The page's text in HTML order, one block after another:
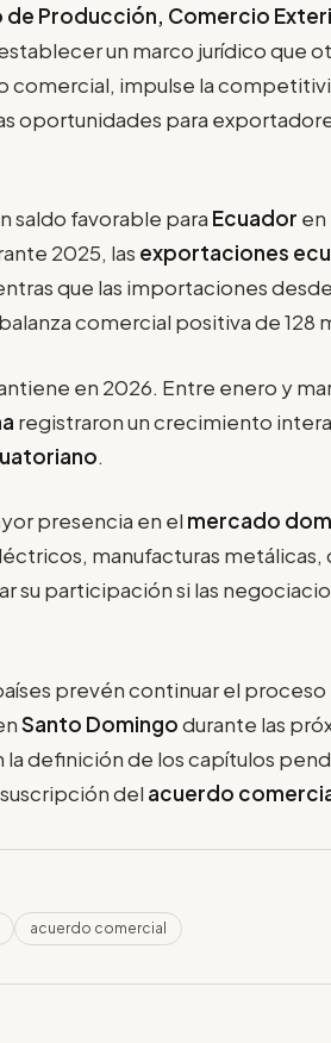
de Producción, Comercio
un marco jurídico que
comercial, impulse la
oportunidades para
saldo favorable para Ecuador en
2025, las exportaciones
que las importaciones
comercial positiva de 128
en 2026. Entre enero y
registraron un crecimiento
.
presencia en el mercado
manufacturas metálicas,
su participación si las
prevén continuar el proceso
Santo Domingodurante las
la definición de los capítulos
del acuerdo
acuerdo comercial